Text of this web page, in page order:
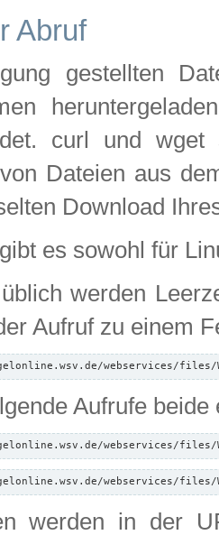
Abruf
gestellten
curl und wget
Dateien aus
Download
es sowohl für
werden
Aufruf zu einem
webservices/files/
Aufrufe beide
webservices/files/
webservices/files/
werden in der